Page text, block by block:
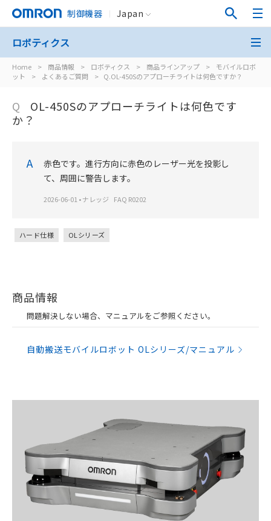
制御機器 Japan
Home > 商品情報 > ロボティクス > 商品ラインアップ >
モバイルロボ
ット
> よくあるご質問 > Q.OL-450Sのアプローチライトは何色ですか？
ロボティクス
Q
OL-450Sのアプローチライトは何色です
か？
A
赤色です。進行方向に赤色のレーザー光を投影し
て、周囲に警告します。
2026-06-01 •ナレッジ FAQ R0202
ハード仕様 OLシリーズ
商品情報
問題解決しない場合、マニュアルをご参照ください。
自動搬送モバイルロボット OLシリーズ/マニュアル